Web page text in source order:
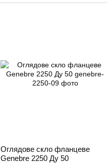
Оглядове скло фланцеве
Genebre 2250 Ду 50